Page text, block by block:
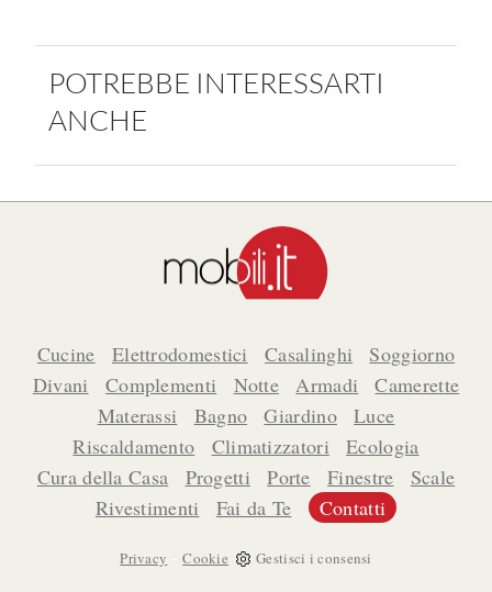
POTREBBE INTERESSARTI
ANCHE
Cucine Elettrodomestici Casalinghi
Soggiorno
Divani
Complementi Notte Armadi
Camerette
Materassi
Bagno Giardino
Luce
Riscaldamento
Climatizzatori
Ecologia
Cura della Casa
Progetti Porte Finestre
Scale
Rivestimenti
Fai da Te Contatti
Privacy -Cookie Gestisci i consensi